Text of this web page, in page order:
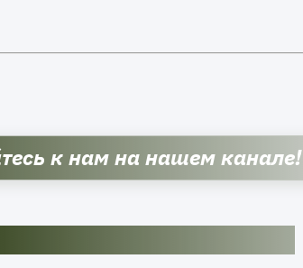
к нам на нашем канале!